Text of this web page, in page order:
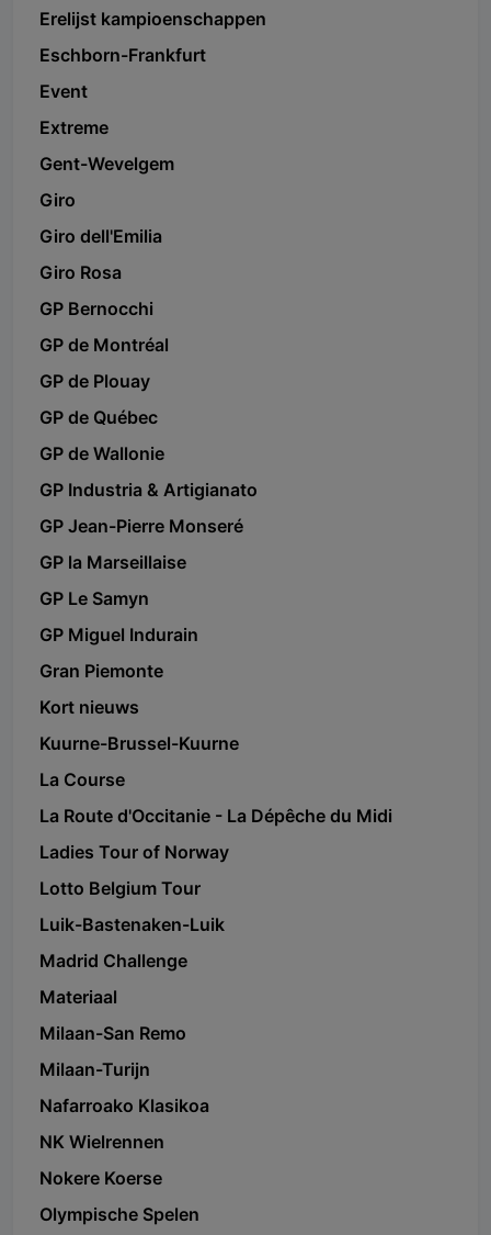
Erelijst kampioenschappen
Eschborn-Frankfurt
Event
Extreme
Gent-Wevelgem
Giro
Giro dell'Emilia
Giro Rosa
GP Bernocchi
GP de Montréal
GP de Plouay
GP de Québec
GP de Wallonie
GP Industria & Artigianato
GP Jean-Pierre Monseré
GP la Marseillaise
GP Le Samyn
GP Miguel Indurain
Gran Piemonte
Kort nieuws
Kuurne-Brussel-Kuurne
La Course
La Route d'Occitanie - La Dépêche du Midi
Ladies Tour of Norway
Lotto Belgium Tour
Luik-Bastenaken-Luik
Madrid Challenge
Materiaal
Milaan-San Remo
Milaan-Turijn
Nafarroako Klasikoa
NK Wielrennen
Nokere Koerse
Olympische Spelen